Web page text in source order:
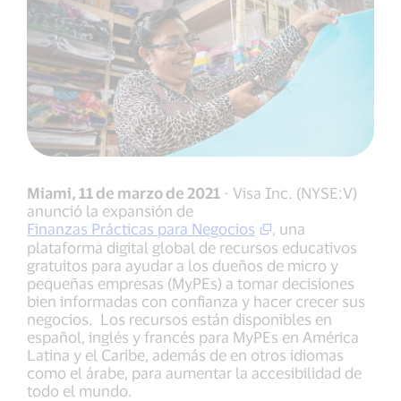
Miami, 11 de marzo de 2021 - Visa Inc. (NYSE:V)
anunció la expansión de
Finanzas Prácticas para Negocios
, una
plataforma digital global de recursos educativos
gratuitos para ayudar a los dueños de micro y
pequeñas empresas (MyPEs) a tomar decisiones
bien informadas con confianza y hacer crecer sus
negocios. Los recursos están disponibles en
español, inglés y francés para MyPEs en América
Latina y el Caribe, además de en otros idiomas
como el árabe, para aumentar la accesibilidad de
todo el mundo.